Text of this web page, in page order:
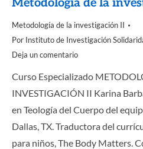
Metodología de la
Metodología de la investigación II
Por Instituto de Investigación
Deja un comentario
Curso Especializado
INVESTIGACIÓN II Karina
en Teología del Cuerpo del
Dallas, TX. Traductora del
para niños, The Body Matters.